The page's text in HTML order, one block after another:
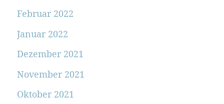
Februar 2022
Januar 2022
Dezember 2021
November 2021
Oktober 2021